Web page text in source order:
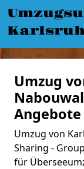
Umzug
Angebote
Umzug von
Sharing -
für